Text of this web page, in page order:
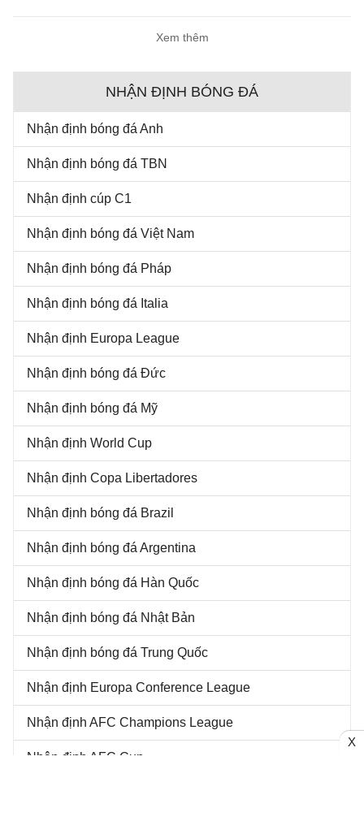
Xem thêm
NHẬN ĐỊNH BÓNG ĐÁ
Nhận định bóng đá Anh
Nhận định bóng đá TBN
Nhận định cúp C1
Nhận định bóng đá Việt Nam
Nhận định bóng đá Pháp
Nhận định bóng đá Italia
Nhận định Europa League
Nhận định bóng đá Đức
Nhận định bóng đá Mỹ
Nhận định World Cup
Nhận định Copa Libertadores
Nhận định bóng đá Brazil
Nhận định bóng đá Argentina
Nhận định bóng đá Hàn Quốc
Nhận định bóng đá Nhật Bản
Nhận định bóng đá Trung Quốc
Nhận định Europa Conference League
Nhận định AFC Champions League
Nhận định AFC Cup
X